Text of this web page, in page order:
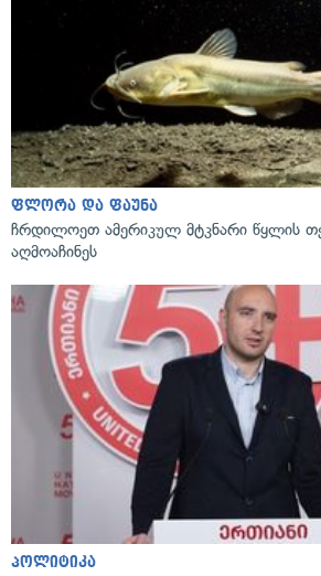
ფლორა და ფაუნა
ჩრდილოეთ ამერიკულ მტკნარი წყლის
აღმოაჩინეს
პოლიტიკა